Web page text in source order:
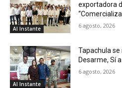
Al Instante
exportadora
6 agosto, 2026
Al Instante
Tapachula se
Desarme, Sí
6 agosto, 2026